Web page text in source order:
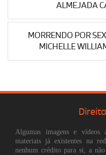
ALMEJADA
MORRENDO POR
MICHELLE
Algumas imagens e vídeos
materiais já existentes na
nenhum crédito para si, a